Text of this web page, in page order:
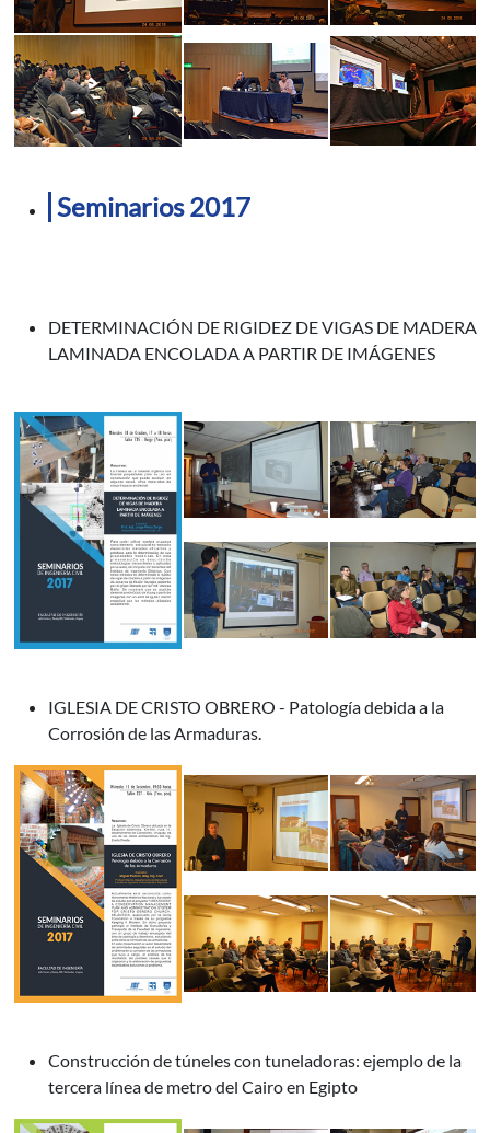
Seminarios 2017
DETERMINACIÓN DE RIGIDEZ DE VIGAS DE MADERA
LAMINADA ENCOLADA A PARTIR DE IMÁGENES
IGLESIA DE CRISTO OBRERO - Patología debida a la
Corrosión de las Armaduras.
Construcción de túneles con tuneladoras: ejemplo de la
tercera línea de metro del Cairo en Egipto